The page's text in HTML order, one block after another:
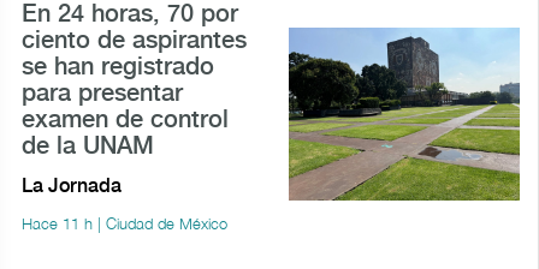
En 24 horas, 70 por
ciento de aspirantes
se han registrado
para presentar
examen de control
de la UNAM
La Jornada
Hace 11 h | Ciudad de México